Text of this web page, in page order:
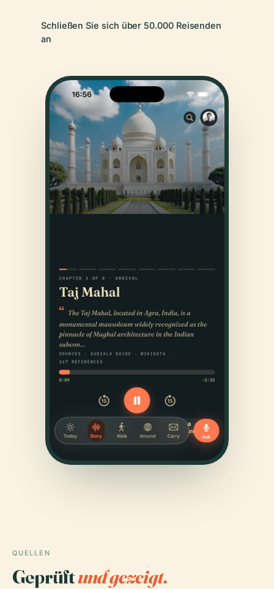
Schließen Sie sich über 50.000 Reisenden
an
QUELLEN
Geprüftund gezeigt.